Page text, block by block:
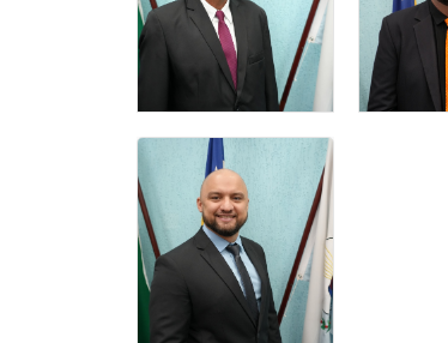
NASCIMENTO
Vice- Presidente
LUIZ SOCORRO
MOREIRA
Vereador(a)